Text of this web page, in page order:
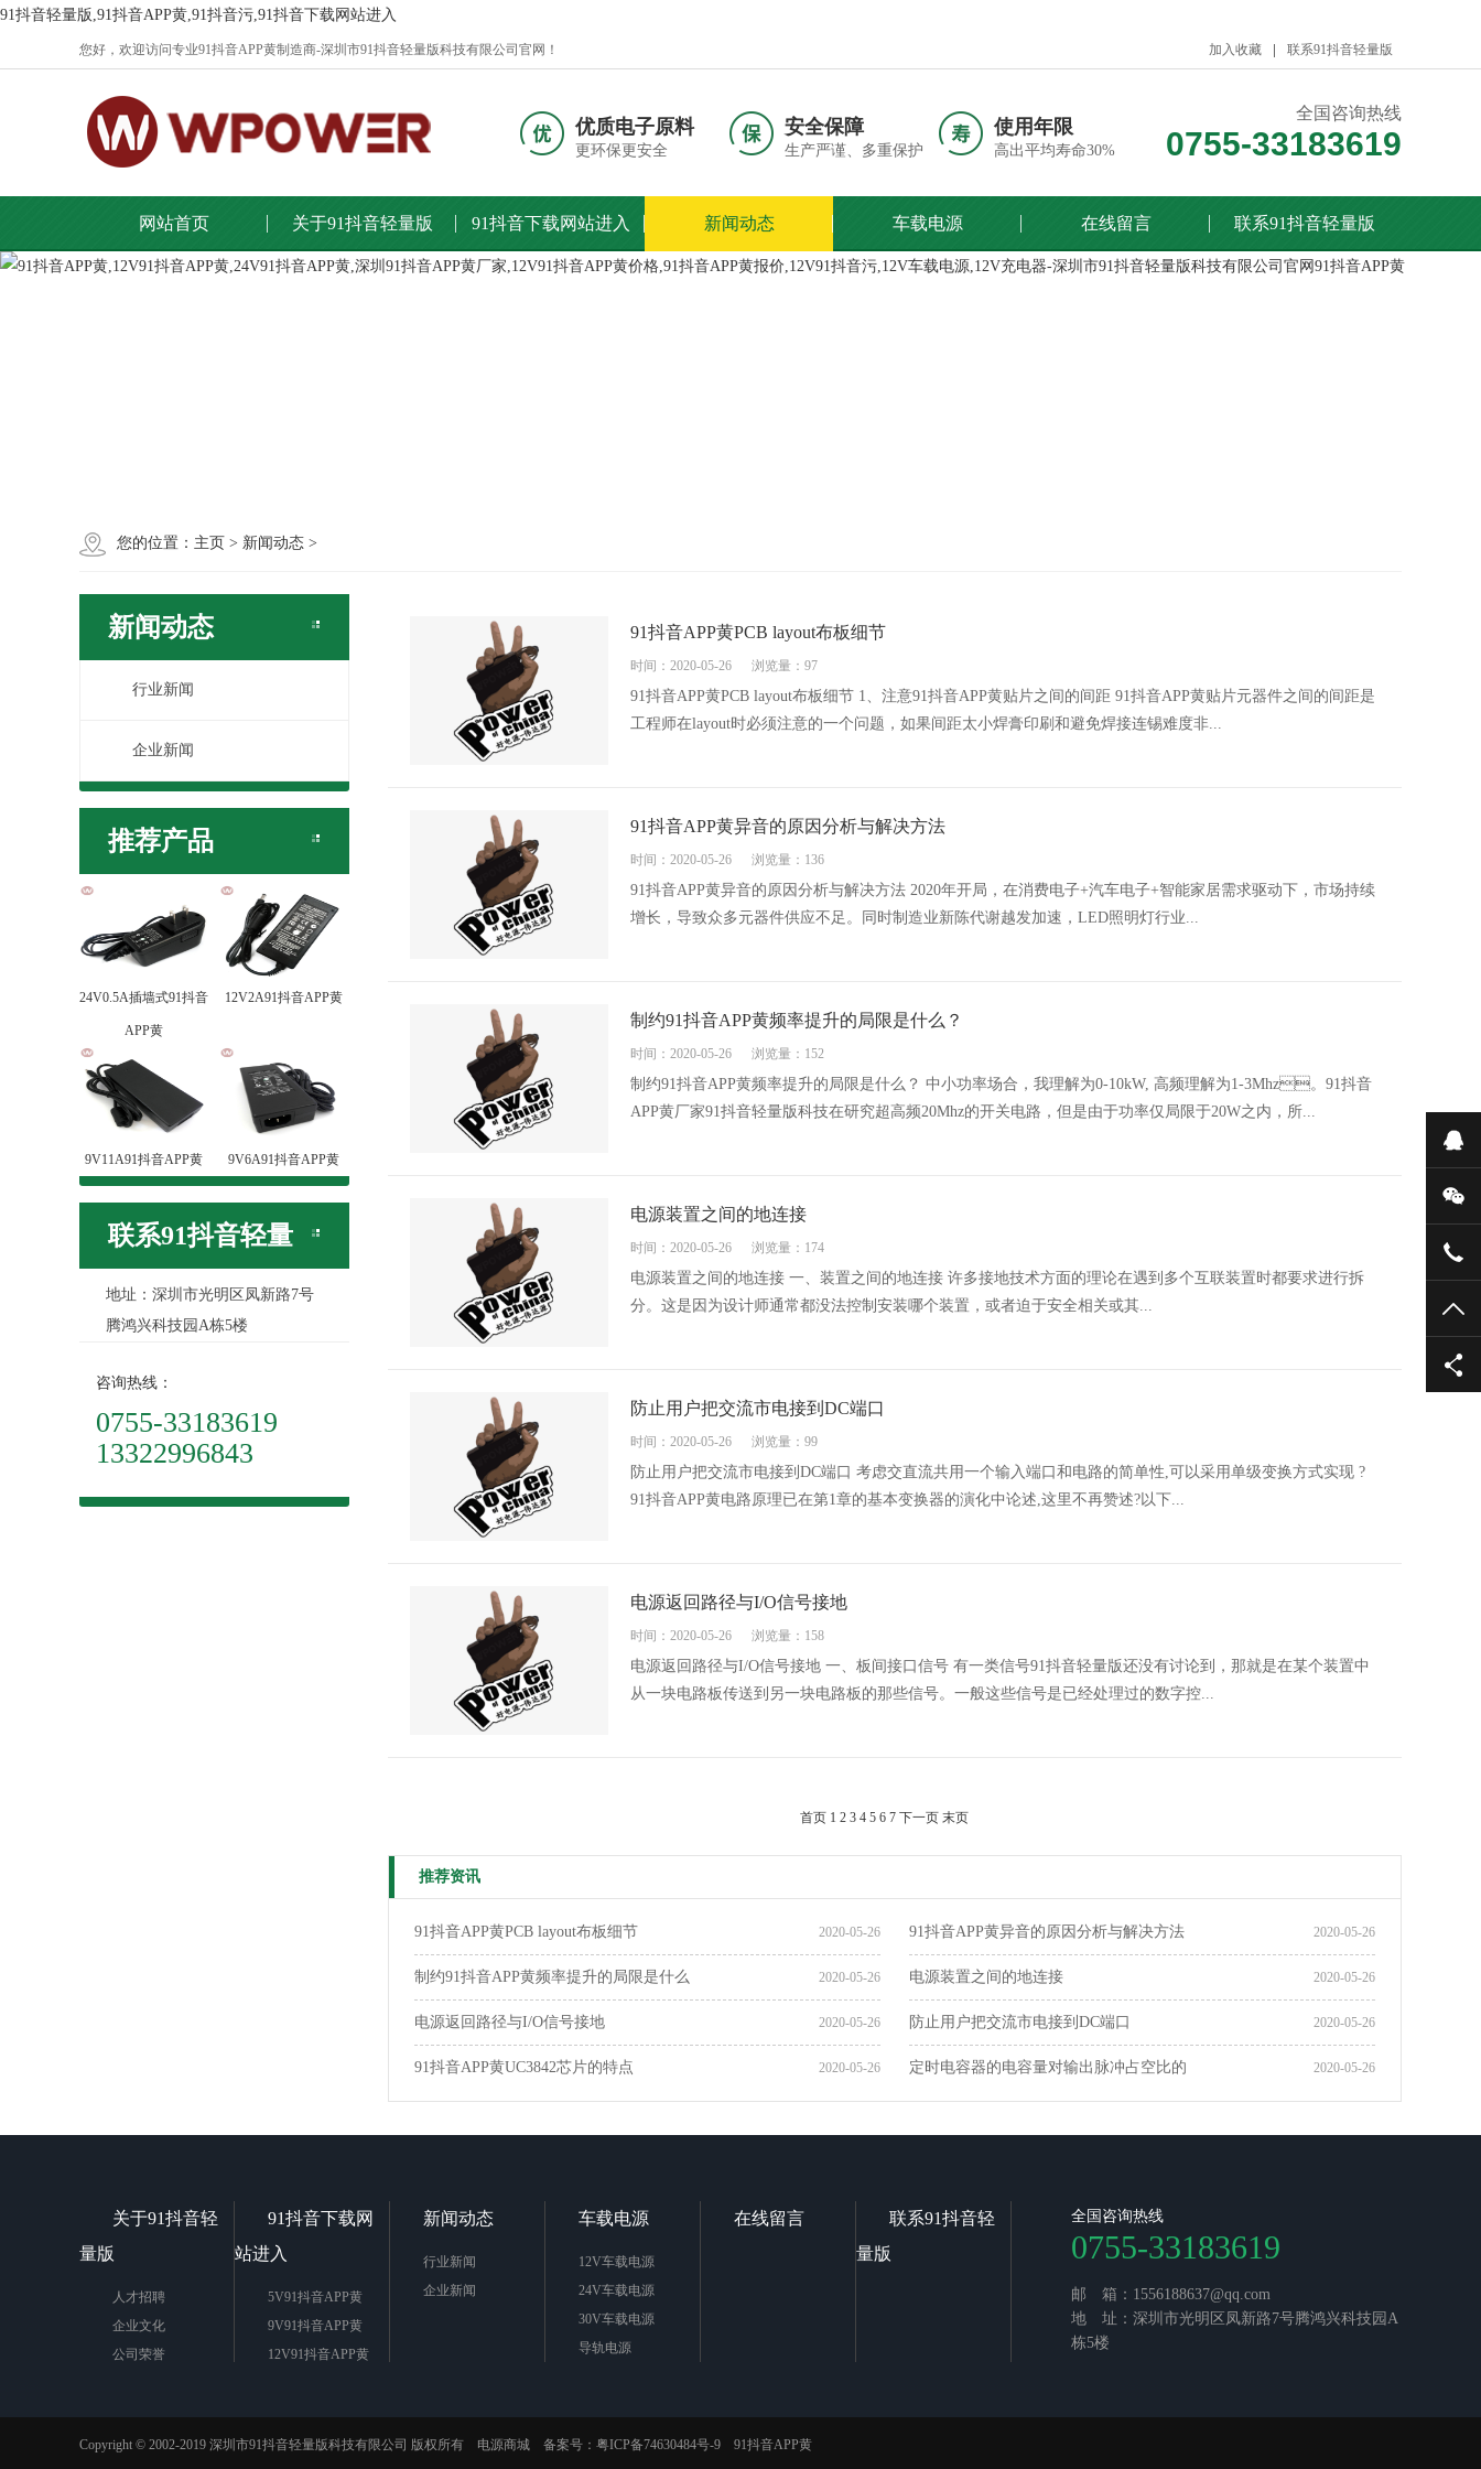
91抖音轻量版,91抖音APP黄,91抖音污,91抖音下载网站进入
加入收藏 联系91抖音轻量版
您好，欢迎访问专业91抖音APP黄制造商-深圳市91抖音轻量版科技有限公司官网！
优质电子原料
更环保更安全
安全保障
生产严谨、多重保护
使用年限
高出平均寿命30%
全国咨询热线
0755-33183619
网站首页 关于91抖音轻量版 91抖音下载网站进入 新闻动态 车载电源 在线留言 联系91抖音轻量版
您的位置： 主页 > 新闻动态 >
新闻动态
行业新闻
企业新闻
推荐产品
24V0.5A插墙式91抖音
APP黄
12V2A91抖音APP黄
9V11A91抖音APP黄 9V6A91抖音APP黄
联系91抖音轻量
版
地址：深圳市光明区凤新路7号
腾鸿兴科技园A栋5楼
咨询热线：
0755-33183619
13322996843
91抖音APP黄PCB layout布板细节
时间：2020-05-26 浏览量：97
91抖音APP黄PCB layout布板细节 1、注意91抖音APP黄贴片之间的间距 91抖音APP黄贴片元器件之间的间距是
工程师在layout时必须注意的一个问题，如果间距太小焊膏印刷和避免焊接连锡难度非...
91抖音APP黄异音的原因分析与解决方法
时间：2020-05-26 浏览量：136
91抖音APP黄异音的原因分析与解决方法 2020年开局，在消费电子+汽车电子+智能家居需求驱动下，市场持续
增长，导致众多元器件供应不足。同时制造业新陈代谢越发加速，LED照明灯行业...
制约91抖音APP黄频率提升的局限是什么？
时间：2020-05-26 浏览量：152
制约91抖音APP黄频率提升的局限是什么？ 中小功率场合，我理解为0-10kW, 高频理解为1-3Mhz。91抖音
APP黄厂家91抖音轻量版科技在研究超高频20Mhz的开关电路，但是由于功率仅局限于20W之内，所...
电源装置之间的地连接
时间：2020-05-26 浏览量：174
电源装置之间的地连接 一、装置之间的地连接 许多接地技术方面的理论在遇到多个互联装置时都要求进行拆
分。这是因为设计师通常都没法控制安装哪个装置，或者迫于安全相关或其...
防止用户把交流市电接到DC端口
时间：2020-05-26 浏览量：99
防止用户把交流市电接到DC端口 考虑交直流共用一个输入端口和电路的简单性,可以采用单级变换方式实现 ?
91抖音APP黄电路原理已在第1章的基本变换器的演化中论述,这里不再赞述?以下...
电源返回路径与I/O信号接地
时间：2020-05-26 浏览量：158
电源返回路径与I/O信号接地 一、板间接口信号 有一类信号91抖音轻量版还没有讨论到，那就是在某个装置中
从一块电路板传送到另一块电路板的那些信号。一般这些信号是已经处理过的数字控...
首页 1 2 3 4 5 6 7 下一页 末页
推荐资讯
2020-05-26
91抖音APP黄PCB layout布板细节 2020-05-26
91抖音APP黄异音的原因分析与解决方法
2020-05-26
制约91抖音APP黄频率提升的局限是什么 2020-05-26
电源装置之间的地连接
2020-05-26
电源返回路径与I/O信号接地 2020-05-26
防止用户把交流市电接到DC端口
2020-05-26
91抖音APP黄UC3842芯片的特点 2020-05-26
定时电容器的电容量对输出脉冲占空比的
关于91抖音轻
量版
人才招聘
企业文化
公司荣誉
91抖音下载网
站进入
5V91抖音APP黄
9V91抖音APP黄
12V91抖音APP黄
更多91抖音APP黄
新闻动态
行业新闻
企业新闻
车载电源
12V车载电源
24V车载电源
30V车载电源
导轨电源
在线留言
联系91抖音轻
量版
全国咨询热线
0755-33183619
邮 箱：1556188637@qq.com
地 址：深圳市光明区凤新路7号腾鸿兴科技园A
栋5楼
Copyright © 2002-2019 深圳市91抖音轻量版科技有限公司 版权所有 电源商城 备案号： 粤ICP备74630484号-9 91抖音APP黄
在
微